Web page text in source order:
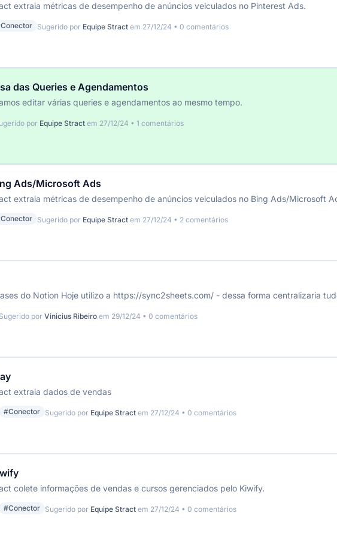
extraia métricas de desempenho de anúncios veiculados no Pinterest Ads.
Sugerido por Equipe Stract em 27/12/24 • 0 comentários
das Queries e Agendamentos
editar várias queries e agendamentos ao mesmo tempo.
por Equipe Stract em 27/12/24 • 1 comentários
Ads/Microsoft Ads
extraia métricas de desempenho de anúncios veiculados no Bing Ads/Microsoft
Sugerido por Equipe Stract em 27/12/24 • 2 comentários
do Notion Hoje utilizo a https://sync2sheets.com/ - dessa forma centralizaria
Sugerido por Vinicius Ribeiro em 29/12/24 • 0 comentários
extraia dados de vendas
#Conector Sugerido por Equipe Stract em 27/12/24 • 0 comentários
colete informações de vendas e cursos gerenciados pelo Kiwify.
#Conector Sugerido por Equipe Stract em 27/12/24 • 0 comentários